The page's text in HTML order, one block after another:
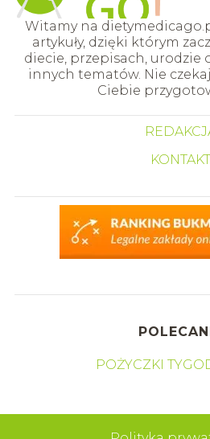
Witamy na
artykuły, dzięki którym
diecie, przepisach, urodzie
innych tematów. Nie
Ciebie
KONTAKT
POŻYCZKI